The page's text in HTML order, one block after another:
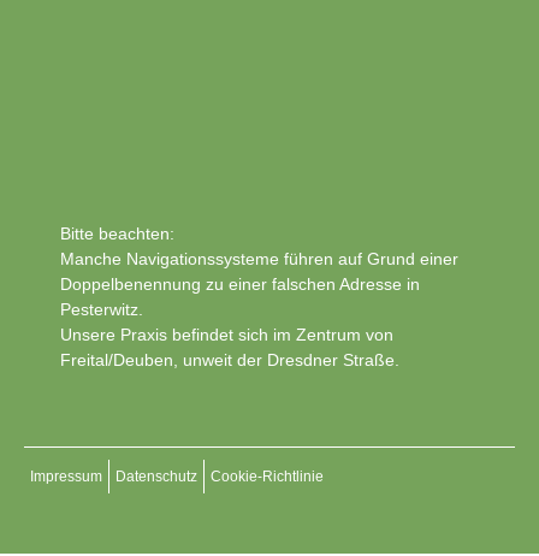
Bitte beachten:
Manche Navigationssysteme führen auf Grund einer
Doppelbenennung zu einer falschen Adresse in
Pesterwitz.
Unsere Praxis befindet sich im Zentrum von
Freital/Deuben, unweit der Dresdner Straße.
Impressum Datenschutz Cookie-Richtlinie